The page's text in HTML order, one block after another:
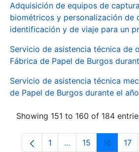
Adquisición de equipos de
biométricos y personalización de
identificación y de viaje para un
Servicio de asistencia técnica de
Fábrica de Papel de Burgos
Servicio de asistencia técnica
de Papel de Burgos durante el
Showing 151 to 160 of 184
Page
1 ...Intermediate
Page
15 Page
16 17